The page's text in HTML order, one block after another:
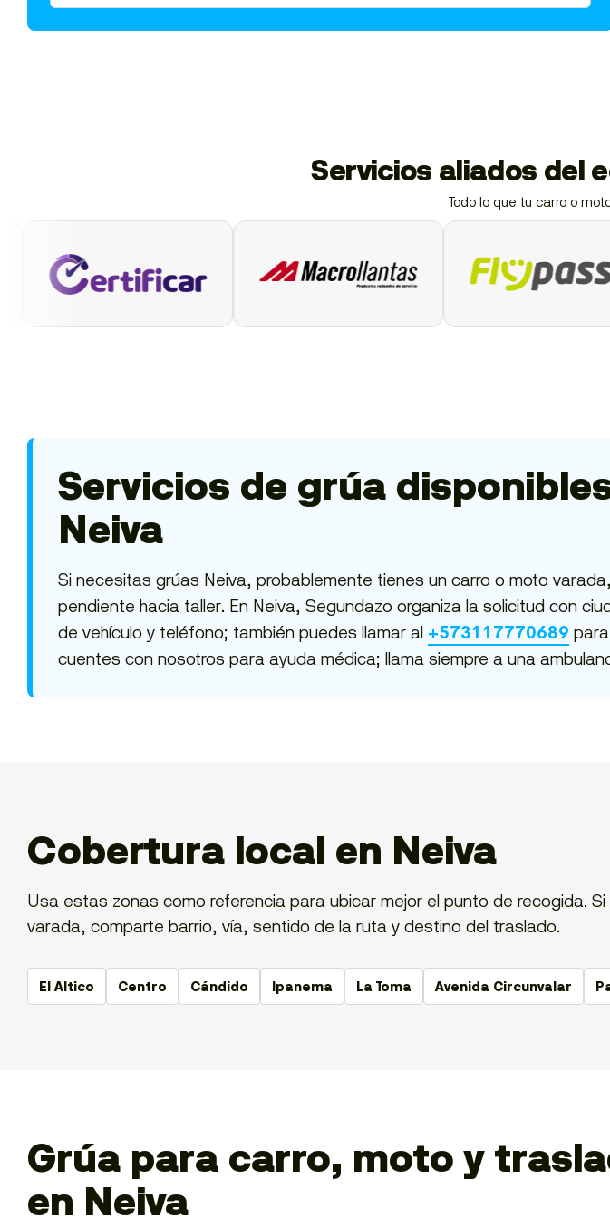
Servicios aliados del
Todo lo que tu carro o
Servicios de grúa
Neiva
Si necesitas grúas Neiva, probablemente tienes un carro o moto
pendiente hacia taller. En Neiva, Segundazo organiza la solicitud con
de vehículo y teléfono; también puedes llamar al +573117770689
cuentes con nosotros para ayuda médica; llama siempre a una
Cobertura local en Neiva
Usa estas zonas como referencia para ubicar mejor el punto de recogida.
varada, comparte barrio, vía, sentido de la ruta y destino del traslado.
El Altico Centro Cándido Ipanema La Toma Avenida Circunvalar
Grúa para carro, moto y
en Neiva